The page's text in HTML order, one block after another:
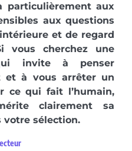
particulièrement aux
aux questions
et de regard
vous cherchez une
invite à penser
et à vous arrêter un
ce qui fait l’humain,
clairement sa
votre sélection.